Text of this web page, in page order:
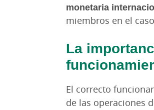
monetaria
miembros en el
La
El correcto
de las operaciones